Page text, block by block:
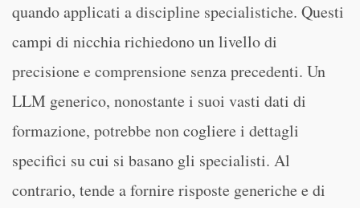
quando applicati a discipline specialistiche. Questi
campi di nicchia richiedono un livello di
precisione e comprensione senza precedenti. Un
LLM generico, nonostante i suoi vasti dati di
formazione, potrebbe non cogliere i dettagli
specifici su cui si basano gli specialisti. Al
contrario, tende a fornire risposte generiche e di